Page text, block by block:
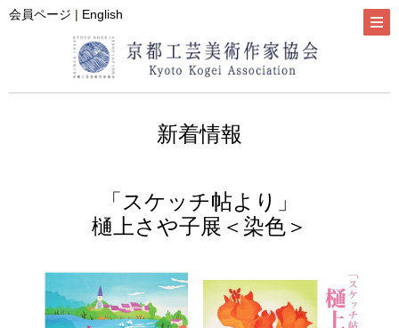
会員ページ | English
新着情報
「スケッチ帖より」
樋上さや子展＜染色＞